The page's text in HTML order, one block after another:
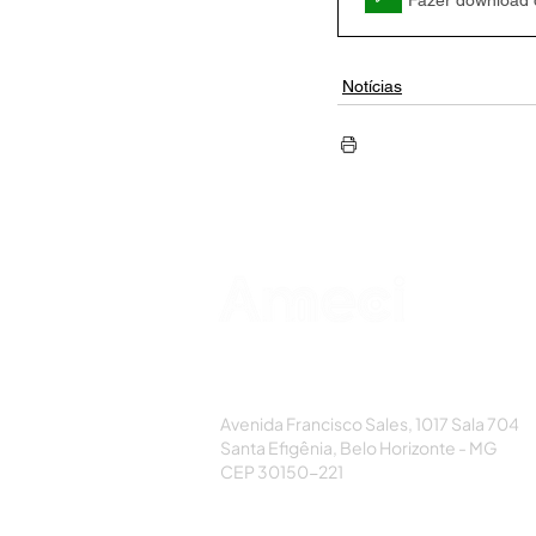
Notícias
Avenida Francisco Sales, 1017 Sala 704
Santa Efigênia, Belo Horizonte - MG
CEP 30150-221